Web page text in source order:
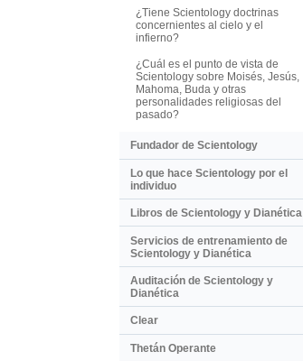
¿Tiene Scientology doctrinas
concernientes al cielo y el
infierno?
¿Cuál es el punto de vista de
Scientology sobre Moisés, Jesús,
Mahoma, Buda y otras
personalidades religiosas del
pasado?
Fundador de Scientology
Lo que hace Scientology por el
individuo
Libros de Scientology y Dianética
Servicios de entrenamiento de
Scientology y Dianética
Auditación de Scientology y
Dianética
Clear
Thetán Operante